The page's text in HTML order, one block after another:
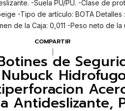
-Suela PU/PU. -Clase de
-Tipo de artículo: BOTA Detalles
de la Caja: 0,011 -Peso neto de la
COMPARTIR
de
Antideslizante,